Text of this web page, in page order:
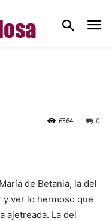
0
6364
de Betania, la del
y ver lo hermoso que
ajetreada. La del